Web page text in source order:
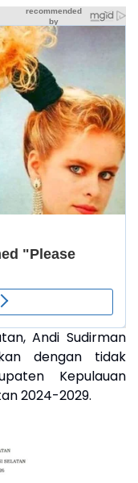
Andi Sudirman
dengan tidak
Kepulauan
2024-2029.